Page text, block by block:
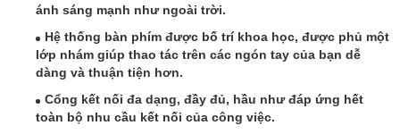
ánh sáng mạnh như ngoài trời.
Hệ thống bàn phím được bố trí khoa học, được phủ một
lớp nhám giúp thao tác trên các ngón tay của bạn dễ
dàng và thuận tiện hơn.
Cổng kết nối đa dạng, đầy đủ, hầu như đáp ứng hết
toàn bộ nhu cầu kết nối của công việc.